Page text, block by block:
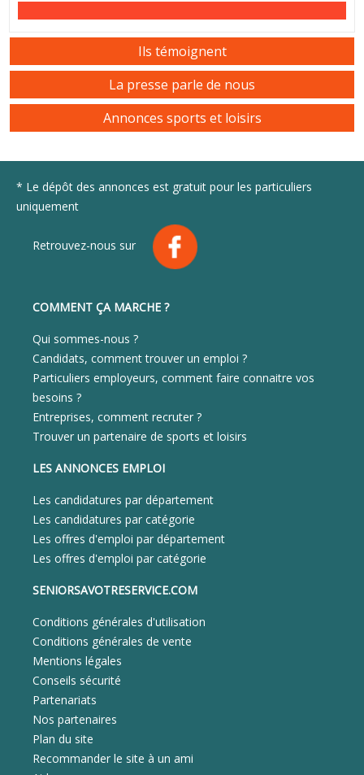
Ils témoignent
La presse parle de nous
Annonces sports et loisirs
* Le dépôt des annonces est gratuit pour les particuliers
uniquement
Retrouvez-nous sur
COMMENT ÇA MARCHE ?
Qui sommes-nous ?
Candidats, comment trouver un emploi ?
Particuliers employeurs, comment faire connaitre vos
besoins ?
Entreprises, comment recruter ?
Trouver un partenaire de sports et loisirs
LES ANNONCES EMPLOI
Les candidatures par département
Les candidatures par catégorie
Les offres d'emploi par département
Les offres d'emploi par catégorie
SENIORSAVOTRESERVICE.COM
Conditions générales d'utilisation
Conditions générales de vente
Mentions légales
Conseils sécurité
Partenariats
Nos partenaires
Plan du site
Recommander le site à un ami